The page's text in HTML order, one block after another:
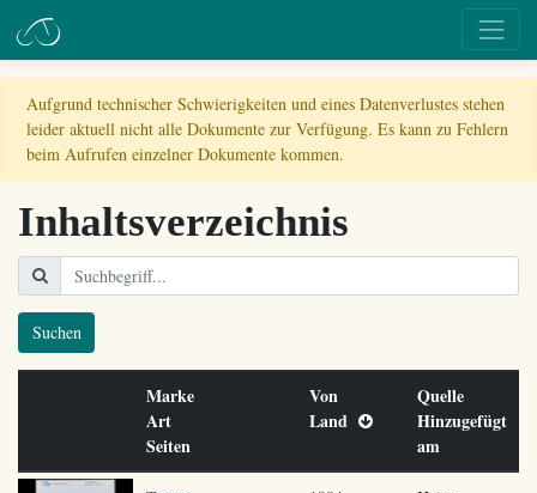
Aufgrund technischer Schwierigkeiten und eines Datenverlustes stehen
leider aktuell nicht alle Dokumente zur Verfügung. Es kann zu Fehlern
beim Aufrufen einzelner Dokumente kommen.
Inhaltsverzeichnis
Suchen
Marke
Art
Seiten
Von
Land
Quelle
Hinzugefügt
am